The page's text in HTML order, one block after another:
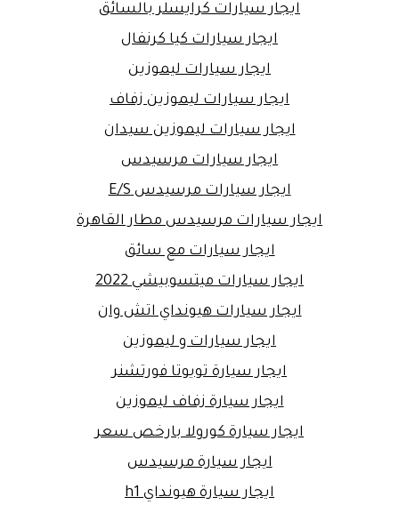
ايجار سيارات كرايسلر بالسائق
ايجار سيارات كيا كرنفال
ايجار سيارات ليموزين
ايجار سيارات ليموزين زفاف
ايجار سيارات ليموزين سيدان
ايجار سيارات مرسيدس
ايجار سيارات مرسيدس E/S
ايجار سيارات مرسيدس مطار القاهرة
ايجار سيارات مع سائق
ايجار سيارات ميتسوبيشي 2022
ايجار سيارات هيونداي اتش وان
ايجار سيارات و ليموزين
ايجار سيارة تويوتا فورتشنر
ايجار سيارة زفاف ليموزين
ايجار سيارة كورولا بارخص سعر
ايجار سيارة مرسيدس
ايجار سيارة هيونداي h1